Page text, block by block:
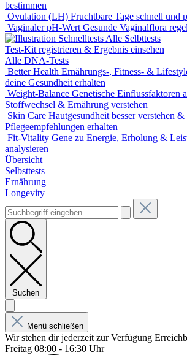
bestimmen
Ovulation (LH) Fruchtbare Tage schnell und
Vaginaler pH-Wert Gesunde Vaginalflora
Alle Selbttests
Test-Kit registrieren & Ergebnis einsehen
Alle DNA-Tests
Better Health Ernährungs-, Fitness- &
deine Gesundheit erhalten
Weight-Balance Genetische Einflussfaktoren
Stoffwechsel & Ernährung verstehen
Skin Care Hautgesundheit besser verstehen
Pflegeempfehlungen erhalten
Fit-Vitality Gene zu Energie, Erholung &
analysieren
Übersicht
Selbsttests
Ernährung
Longevity
Suchen
Menü schließen
Wir stehen dir jederzeit zur Verfügung
Freitag 08:00 - 16:30 Uhr